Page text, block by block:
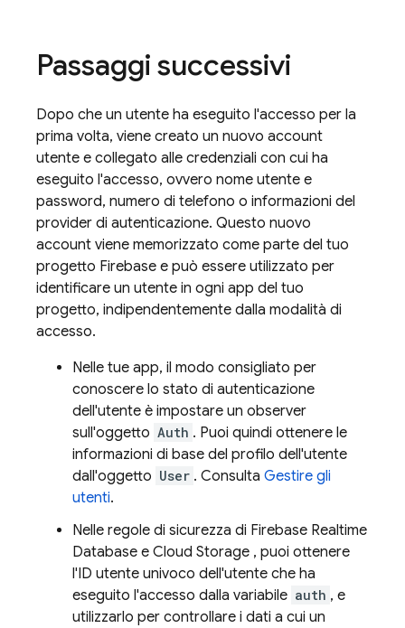
Passaggi successivi
Dopo che un utente ha eseguito l'accesso per la
prima volta, viene creato un nuovo account
utente e collegato alle credenziali con cui ha
eseguito l'accesso, ovvero nome utente e
password, numero di telefono o informazioni del
provider di autenticazione. Questo nuovo
account viene memorizzato come parte del tuo
progetto Firebase e può essere utilizzato per
identificare un utente in ogni app del tuo
progetto, indipendentemente dalla modalità di
accesso.
Nelle tue app, il modo consigliato per
conoscere lo stato di autenticazione
dell'utente è impostare un observer
sull'oggetto Auth . Puoi quindi ottenere le
informazioni di base del profilo dell'utente
dall'oggetto User . Consulta Gestire gli
utenti.
Nelle regole di sicurezza di Firebase Realtime
Database e Cloud Storage , puoi ottenere
l'ID utente univoco dell'utente che ha
eseguito l'accesso dalla variabile auth , e
utilizzarlo per controllare i dati a cui un